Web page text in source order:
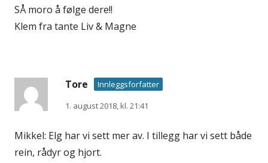
SÅ moro å følge dere!!
Klem fra tante Liv & Magne
Tore
Innleggsforfatter
1. august 2018, kl. 21:41
Mikkel: Elg har vi sett mer av. I tillegg har vi sett både
rein, rådyr og hjort.